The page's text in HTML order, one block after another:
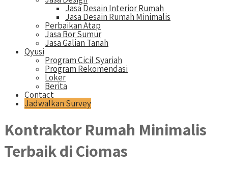
Jasa Desain Interior Rumah
Jasa Desain Rumah Minimalis
Perbaikan Atap
Jasa Bor Sumur
Jasa Galian Tanah
Qyusi
Program Cicil Syariah
Program Rekomendasi
Loker
Berita
Contact
Jadwalkan Survey
Kontraktor Rumah Minimalis
Terbaik di Ciomas